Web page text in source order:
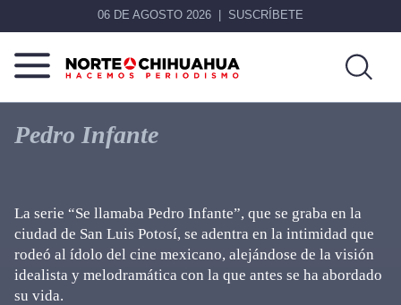
06 DE AGOSTO 2026 SUSCRÍBETE
Norte
Chihuahua
Más
que
noticias,
Pedro Infante
La serie “Se llamaba Pedro Infante”, que se graba en la
ciudad de San Luis Potosí, se adentra en la intimidad que
rodeó al ídolo del cine mexicano, alejándose de la visión
idealista y melodramática con la que antes se ha abordado
su vida.